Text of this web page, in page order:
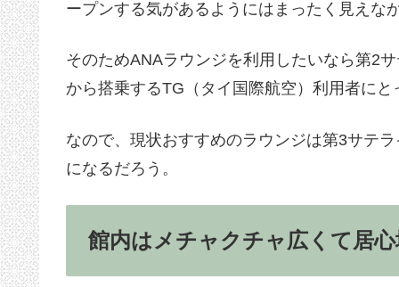
ープンする気があるようにはまったく見えな
そのためANAラウンジを利用したいなら第2
から搭乗するTG（タイ国際航空）利用者に
なので、現状おすすめのラウンジは第3サテ
になるだろう。
館内はメチャクチャ広くて居